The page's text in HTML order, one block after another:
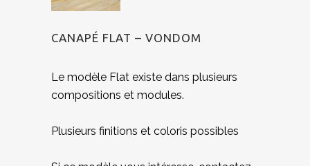
CANAPÉ FLAT – VONDOM
Le modèle Flat existe dans plusieurs
compositions et modules.
Plusieurs finitions et coloris possibles